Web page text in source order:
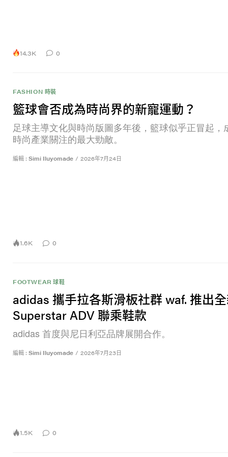
14.3K 0
FASHION 時裝
籃球會否成為時尚界的新寵運動？
足球主導文化與時尚版圖多年後，籃球似乎正冒起，
時尚產業關注的最大勁敵。
編輯 : Simi Iluyomade / 2026年7月24日
1.6K 0
FOOTWEAR 球鞋
adidas 攜手拉各斯滑板社群 waf. 推出
Superstar ADV 聯乘鞋款
adidas 首度與尼日利亞品牌展開合作。
編輯 : Simi Iluyomade / 2026年7月23日
1.5K 0